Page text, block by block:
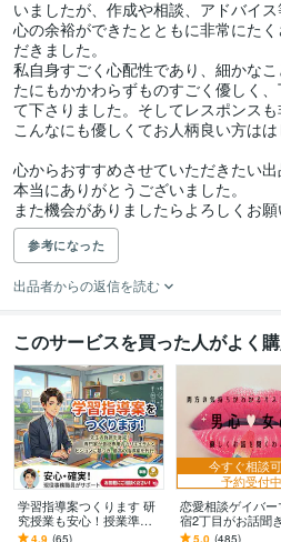
いましたが、作成や相談、アドバイス
心の余裕ができたとともに非常にた
だきました。
私自身すごく心配性であり、細かな
たにもかかわらずものすごく優しく
て下さりました。そしてレスポンス
こんなにも優しくてお人柄良い方はは
心からおすすめさせていただきたい出
本当にありがとうございました。
また機会がありましたらよろしくお願
参考になった
出品者からの返信を読む
このサービスを買った人がよく
学習指導案つくります 研
究授業も安心！授業準備
に時間を。
4.9 (65)
今すぐ相談
予約受付中
恋愛相談ゲイバ
宿2丁目がお話聞
の気持ちも女の気
5.0 (485)